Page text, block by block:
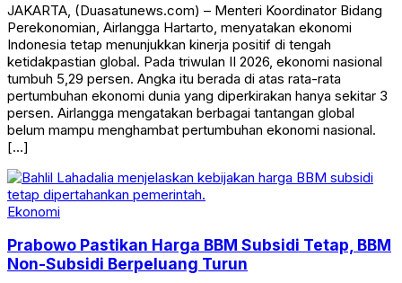
JAKARTA, (Duasatunews.com) – Menteri Koordinator Bidang
Perekonomian, Airlangga Hartarto, menyatakan ekonomi
Indonesia tetap menunjukkan kinerja positif di tengah
ketidakpastian global. Pada triwulan II 2026, ekonomi nasional
tumbuh 5,29 persen. Angka itu berada di atas rata-rata
pertumbuhan ekonomi dunia yang diperkirakan hanya sekitar 3
persen. Airlangga mengatakan berbagai tantangan global
belum mampu menghambat pertumbuhan ekonomi nasional.
[…]
Ekonomi
Prabowo Pastikan Harga BBM Subsidi Tetap, BBM
Non-Subsidi Berpeluang Turun